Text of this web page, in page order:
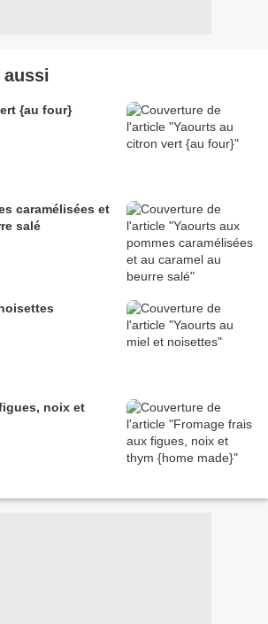
aussi
{au four}
caramélisées et
salé
noix et